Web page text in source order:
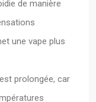
de manière
une vape plus
prolongée, car